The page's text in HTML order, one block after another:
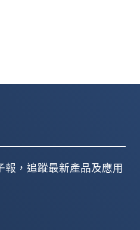
，追蹤最新產品及應用